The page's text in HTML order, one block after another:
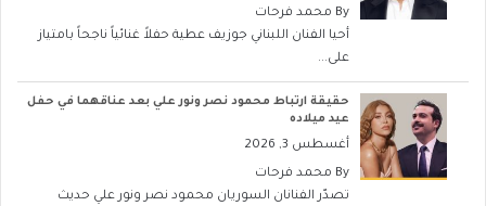
By محمد فرحات
أحيا الفنان اللبناني جوزيف عطية حفلاً غنائياً ناجحاً بامتياز
على...
حقيقة ارتباط محمود نصر ونور علي بعد عناقهما في حفل
عيد ميلاده
أغسطس 3, 2026
By محمد فرحات
تصدّر الفنانان السوريان محمود نصر ونور علي حديث